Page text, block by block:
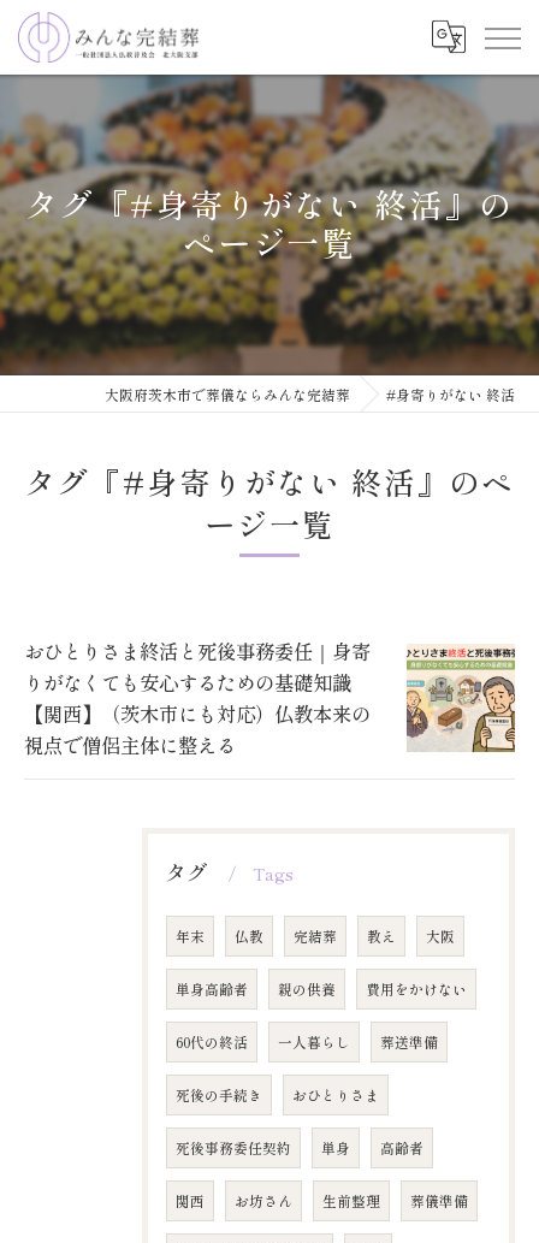
タグ『#身寄りがない 終活』の
ページ一覧
大阪府茨木市で葬儀ならみんな完結葬 #身寄りがない 終活
タグ『#身寄りがない 終活』のペ
ージ一覧
おひとりさま終活と死後事務委任｜身寄
りがなくても安心するための基礎知識
【関西】（茨木市にも対応）仏教本来の
視点で僧侶主体に整える
タグ Tags
年末 仏教 完結葬 教え 大阪
単身高齢者 親の供養 費用をかけない
60代の終活 一人暮らし 葬送準備
死後の手続き おひとりさま
死後事務委任契約 単身 高齢者
関西 お坊さん 生前整理 葬儀準備